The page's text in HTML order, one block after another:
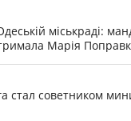
міськраді:
Марія
стал советником